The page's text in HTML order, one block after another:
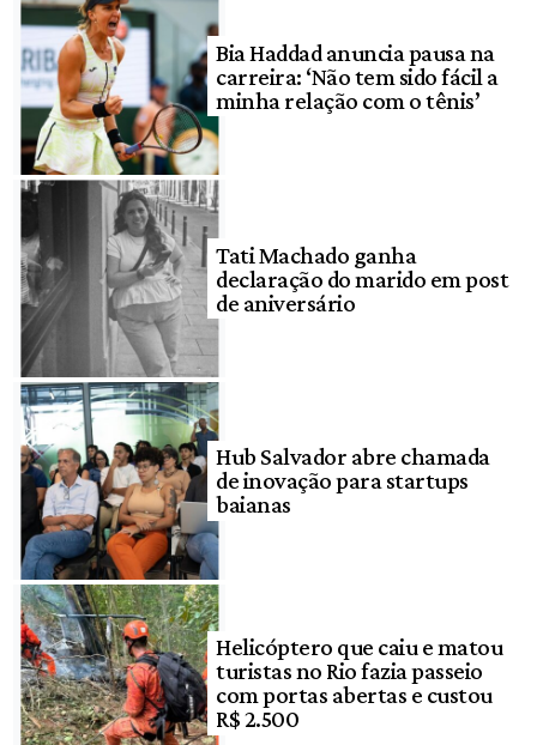
Bia Haddad anuncia pausa na
carreira: ‘Não tem sido fácil a
minha relação com o tênis’
Tati Machado ganha
declaração do marido em post
de aniversário
Hub Salvador abre chamada
de inovação para startups
baianas
Helicóptero que caiu e matou
turistas no Rio fazia passeio
com portas abertas e custou
R$ 2.500